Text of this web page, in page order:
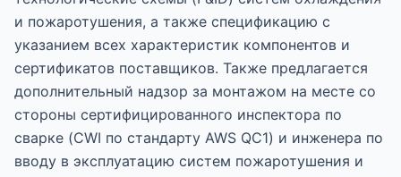
и пожаротушения, а также спецификацию с
указанием всех характеристик компонентов и
сертификатов поставщиков. Также предлагается
дополнительный надзор за монтажом на месте со
стороны сертифицированного инспектора по
сварке (CWI по стандарту AWS QC1) и инженера по
вводу в эксплуатацию систем пожаротушения и